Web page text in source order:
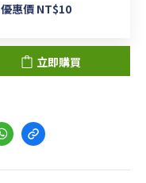
優惠價 NT$10
立即購買